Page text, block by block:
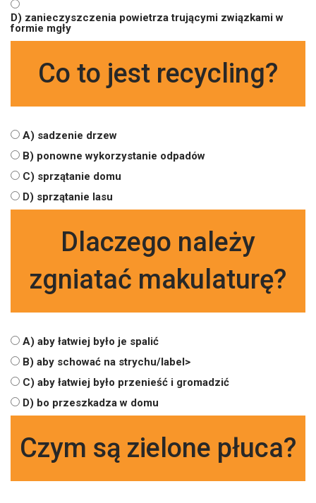
D) zanieczyszczenia powietrza trującymi związkami w
formie mgły
Co to jest recycling?
A) sadzenie drzew
B) ponowne wykorzystanie odpadów
C) sprzątanie domu
D) sprzątanie lasu
Dlaczego należy
zgniatać makulaturę?
A) aby łatwiej było je spalić
B) aby schować na strychu/label>
C) aby łatwiej było przenieść i gromadzić
D) bo przeszkadza w domu
Czym są zielone płuca?